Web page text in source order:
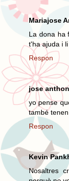
Mariajose
La dona ha
t'ha ajuda i
Respon
jose
yo pense
també
Respon
Kevin
Nosaltres